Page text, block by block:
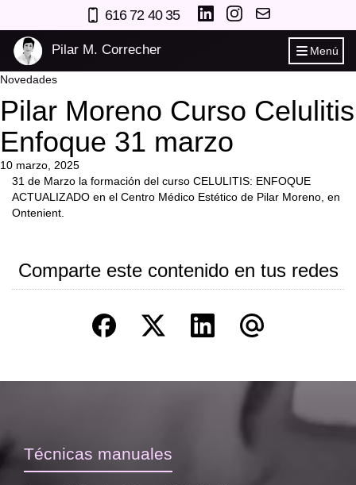
616 72 40 35
Pilar M. Correcher Menú
Novedades
Pilar Moreno Curso Celulitis
Enfoque 31 marzo
10 marzo, 2025
31 de Marzo la formación del curso CELULITIS: ENFOQUE
ACTUALIZADO en el Centro Médico Estético de Pilar Moreno, en
Ontenient.
Comparte este contenido en tus redes
Técnicas manuales